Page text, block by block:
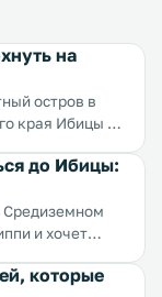
на
остров в
края Ибицы до
шикарные
популярным
или, как
с ласковыми
до Ибицы:
Средиземном
и хочет
80 км моря.
которые